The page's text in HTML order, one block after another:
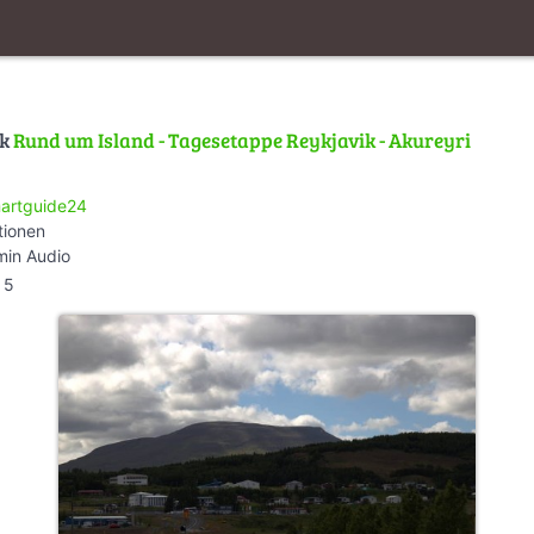
Rund um Island - Tagesetappe Reykjavik - Akureyri
Audio
5